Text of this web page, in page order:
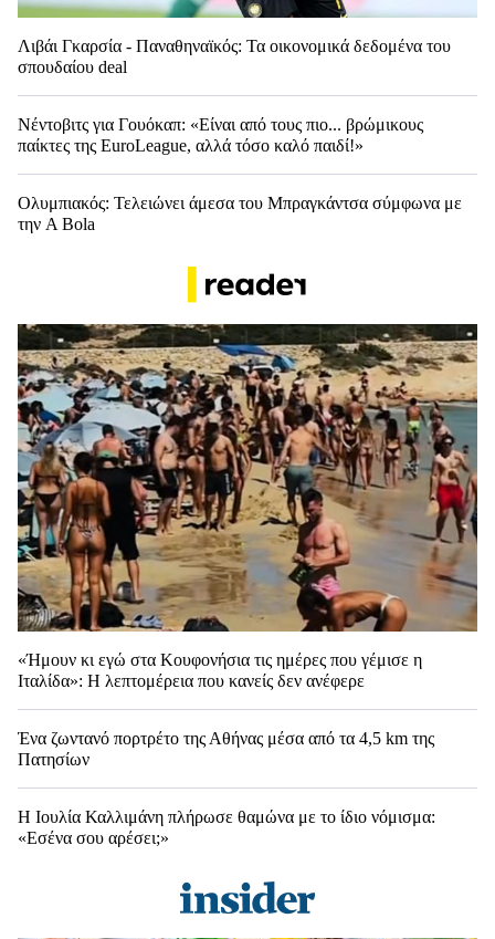
Λιβάι Γκαρσία - Παναθηναϊκός: Τα οικονομικά δεδομένα του
σπουδαίου deal
Νέντοβιτς για Γουόκαπ: «Είναι από τους πιο... βρώμικους
παίκτες της EuroLeague, αλλά τόσο καλό παιδί!»
Ολυμπιακός: Τελειώνει άμεσα του Μπραγκάντσα σύμφωνα με
την A Bola
«Ήμουν κι εγώ στα Κουφονήσια τις ημέρες που γέμισε η
Ιταλίδα»: Η λεπτομέρεια που κανείς δεν ανέφερε
Ένα ζωντανό πορτρέτο της Αθήνας μέσα από τα 4,5 km της
Πατησίων
Η Ιουλία Καλλιμάνη πλήρωσε θαμώνα με το ίδιο νόμισμα:
«Εσένα σου αρέσει;»